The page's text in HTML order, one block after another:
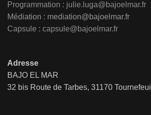
Programmation : julie.luga@bajoelmar.fr
Médiation : mediation@bajoelmar.fr
Capsule : capsule@bajoelmar.fr
Adresse
BAJO EL MAR
32 bis Route de Tarbes, 31170